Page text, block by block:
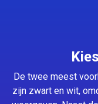
De twee meest
zijn zwart en wit,